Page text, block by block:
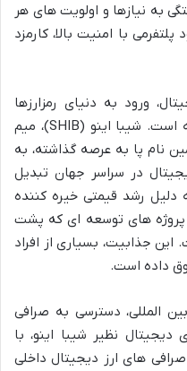
به نیازها و اولویت های هر
با امنیت بالا، کارمزد
ورود به دنیای رمزارزها
نیازمند آگاهی و انتخابی هوشمندانه است. شیبا اینو (SHIB)، میم
نام پا به عرصه گذاشته، به
در سراسر جهان تبدیل
رشد قیمتی خیره کننده
های توسعه ای که پشت
این جذابیت، بسیاری از افراد
داده است.
المللی، دسترسی به صرافی
نظیر شیبا اینو، با
های ارز دیجیتال داخلی